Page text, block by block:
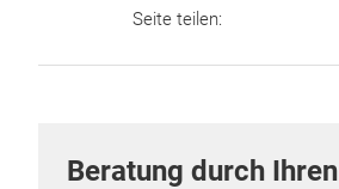
Seite teilen:
Beratung durch Ihren